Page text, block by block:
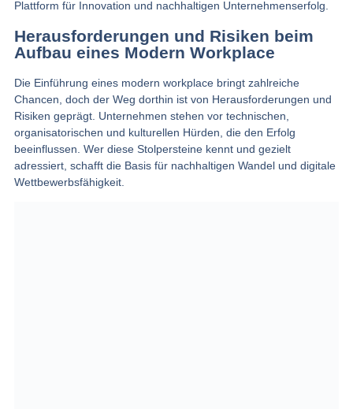
Plattform für Innovation und nachhaltigen Unternehmenserfolg.
Herausforderungen und Risiken beim
Aufbau eines Modern Workplace
Die Einführung eines modern workplace bringt zahlreiche
Chancen, doch der Weg dorthin ist von Herausforderungen und
Risiken geprägt. Unternehmen stehen vor technischen,
organisatorischen und kulturellen Hürden, die den Erfolg
beeinflussen. Wer diese Stolpersteine kennt und gezielt
adressiert, schafft die Basis für nachhaltigen Wandel und digitale
Wettbewerbsfähigkeit.